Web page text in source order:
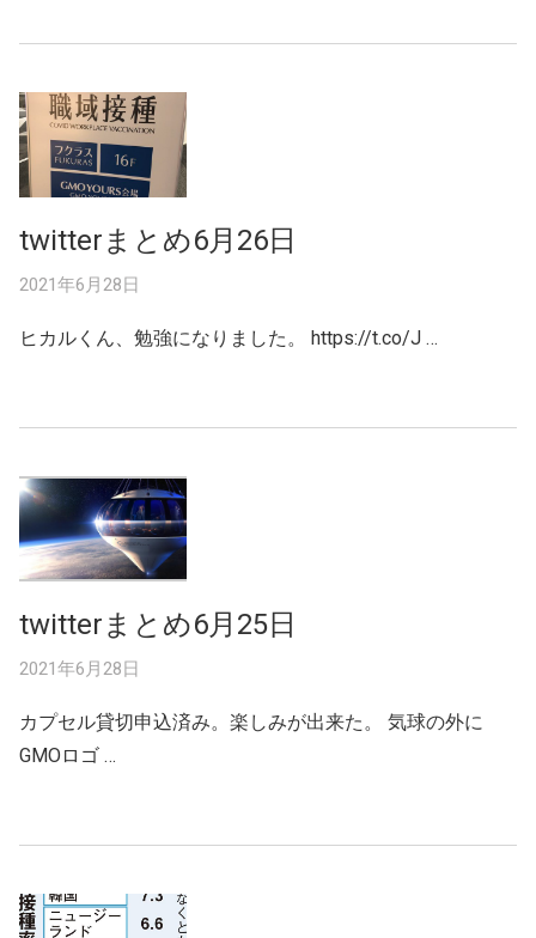
twitterまとめ6月26日
2021年6月28日
ヒカルくん、勉強になりました。 https://t.co/J …
twitterまとめ6月25日
2021年6月28日
カプセル貸切申込済み。楽しみが出来た。 気球の外に
GMOロゴ …